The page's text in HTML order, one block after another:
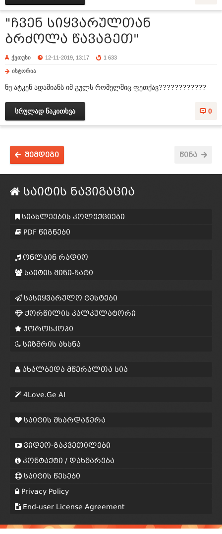
"ჩვენ სიყვარულთან
ბრძოლა წავაგეთ"
ქეთუსი 12-11-2019, 13:17 1 633
ისტორია
ნუ ატკენ ადამიანს იმ გულს რომელშიც ფეთქავ????????????
0
სრულად წაკითხვა
წინა
შემდეგი
საიტის ნავიგაცია
სიახლეების კოლექციები
PDF წიგნები
ონლაინ რადიო
საიტის მინი-ჩატი
სასიყვარულო ტესტები
ქორწილის კალკულატორი
ჰოროსკოპი
სიზმრის ახსნა
ახალბედა მწერალთა სია
4Love.Ge AI
საიტის მხარდაჭერა
ვიდეო-გაკვეთილები
კონტაქტი / დახმარება
საიტის წესები
Privacy Policy
End-user License Agreement